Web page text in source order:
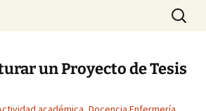
y pensamiento Buscar:
un Proyecto de Tesis